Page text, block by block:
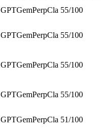
GPTGemPerpCla 55/100
GPTGemPerpCla 55/100
GPTGemPerpCla 55/100
GPTGemPerpCla 55/100
GPTGemPerpCla 51/100